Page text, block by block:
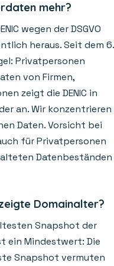
mehr?
wegen der DSGVO
heraus. Seit dem 6.
Privatpersonen
von Firmen,
zeigt die DENIC in
an. Wir konzentrieren
Daten. Vorsicht bei
für Privatpersonen
Datenbeständen
Domainalter?
Snapshot der
ein Mindestwert: Die
Snapshot vermuten